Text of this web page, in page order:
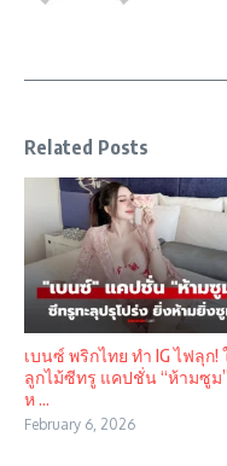
Related Posts
เบนซ์ พริกไทย ทำ IG ไฟลุก!
ลูกไม้ซีทรู แคปชั่น “ห้ามซูม
ห ...
February 6, 2026